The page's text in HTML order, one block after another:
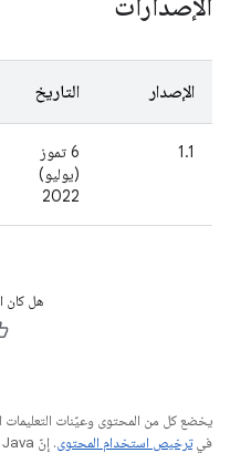
الإصدارات
الإصدار التاريخ
1.1
6 تموز
(يوليو)
2022
هل كان
يخضع كل من المحتوى وعيّنات
فيترخيص استخدام المحتوى